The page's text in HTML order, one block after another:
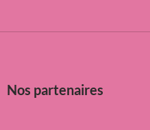
Nos partenaires